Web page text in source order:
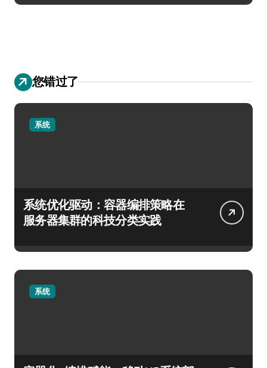
您错过了
系统
系统优化驱动：容器编排策略在
服务器集群的科技分类实践
系统